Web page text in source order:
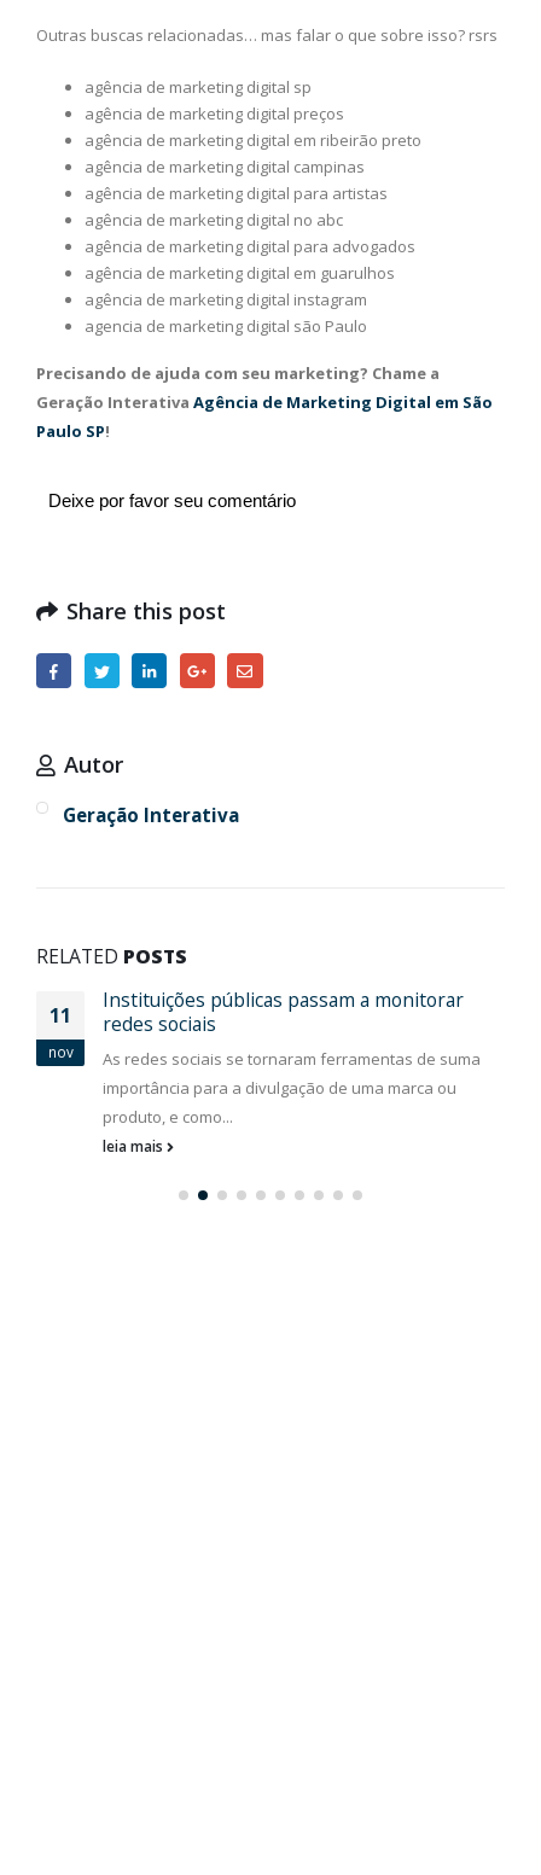
Outras buscas relacionadas… mas falar o que sobre isso? rsrs
agência de marketing digital sp
agência de marketing digital preços
agência de marketing digital em ribeirão preto
agência de marketing digital campinas
agência de marketing digital para artistas
agência de marketing digital no abc
agência de marketing digital para advogados
agência de marketing digital em guarulhos
agência de marketing digital instagram
agencia de marketing digital são Paulo
Precisando de ajuda com seu marketing? Chame a
Geração Interativa Agência de Marketing Digital em São
Paulo SP!
Deixe por favor seu comentário
Share this post
Autor
Geração Interativa
RELATED POSTS
11
nov
Instituições públicas passam a monitorar
redes sociais
As redes sociais se tornaram ferramentas de suma
importância para a divulgação de uma marca ou
produto, e como...
leia mais